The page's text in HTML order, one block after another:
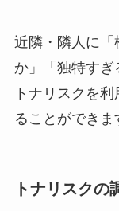
近隣・隣人に「
か」「独特すぎ
トナリスクを
ることができま
トナリスクの